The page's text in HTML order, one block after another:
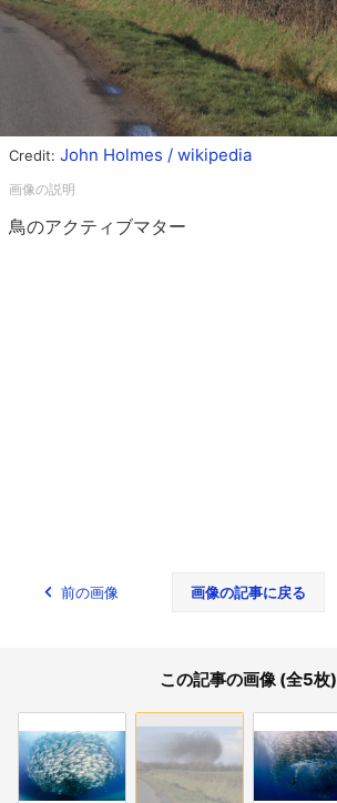
Credit: John Holmes / wikipedia
鳥のアクティブマター
前の画像 画像の記事に戻る
この記事の画像 (全5枚)